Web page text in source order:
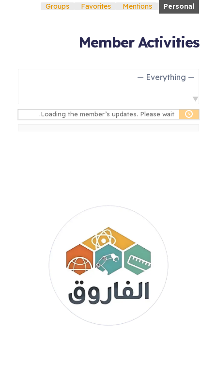
Personal
Mentions
Favorites
Groups
Member Activities
Show:
Loading the member’s updates. Please wait.